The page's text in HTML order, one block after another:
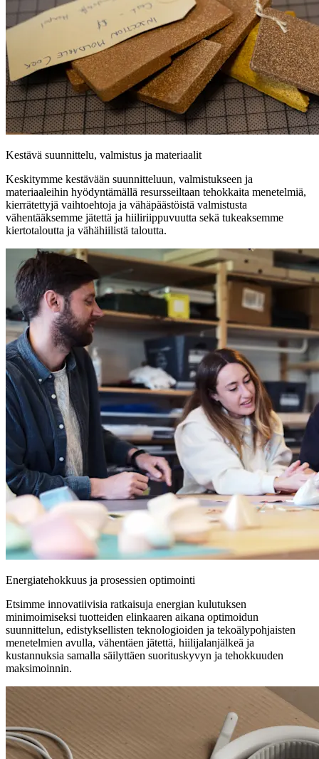
Kestävä suunnittelu, valmistus ja materiaalit
Keskitymme kestävään suunnitteluun, valmistukseen ja
materiaaleihin hyödyntämällä resursseiltaan tehokkaita menetelmiä,
kierrätettyjä vaihtoehtoja ja vähäpäästöistä valmistusta
vähentääksemme jätettä ja hiiliriippuvuutta sekä tukeaksemme
kiertotaloutta ja vähähiilistä taloutta.
Energiatehokkuus ja prosessien optimointi
Etsimme innovatiivisia ratkaisuja energian kulutuksen
minimoimiseksi tuotteiden elinkaaren aikana optimoidun
suunnittelun, edistyksellisten teknologioiden ja tekoälypohjaisten
menetelmien avulla, vähentäen jätettä, hiilijalanjälkeä ja
kustannuksia samalla säilyttäen suorituskyvyn ja tehokkuuden
maksimoinnin.